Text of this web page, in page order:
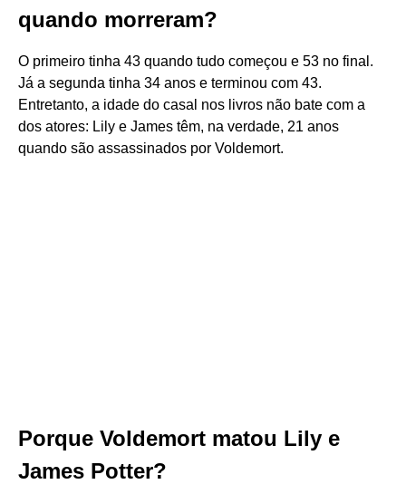
quando morreram?
O primeiro tinha 43 quando tudo começou e 53 no final.
Já a segunda tinha 34 anos e terminou com 43.
Entretanto, a idade do casal nos livros não bate com a
dos atores: Lily e James têm, na verdade, 21 anos
quando são assassinados por Voldemort.
Porque Voldemort matou Lily e
James Potter?